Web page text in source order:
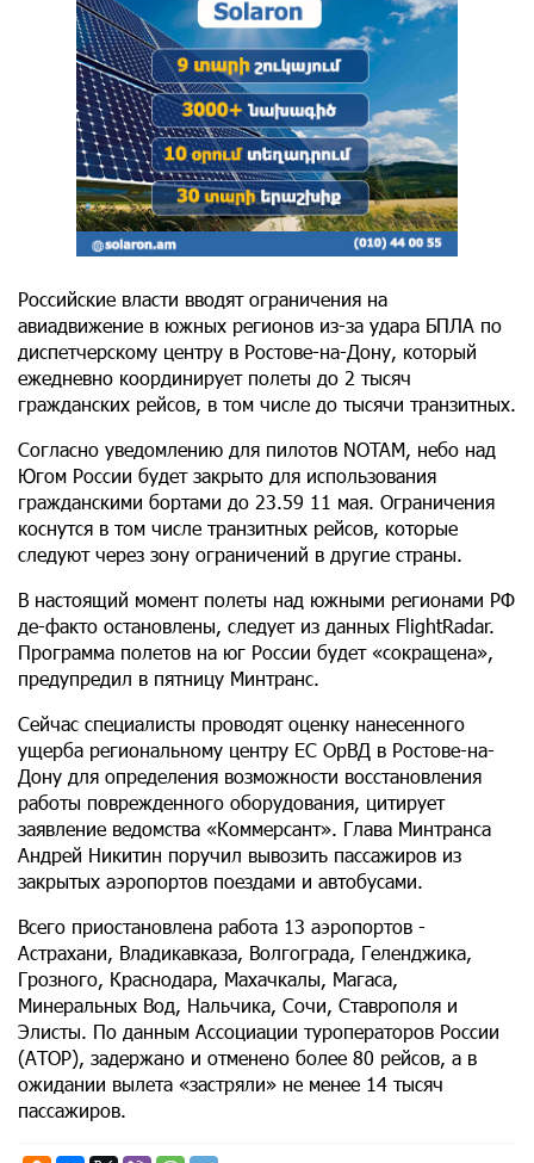
Российские власти вводят ограничения на
авиадвижение в южных регионов из-за удара БПЛА по
диспетчерскому центру в Ростове-на-Дону, который
ежедневно координирует полеты до 2 тысяч
гражданских рейсов, в том числе до тысячи транзитных.
Согласно уведомлению для пилотов NOTAM, небо над
Югом России будет закрыто для использования
гражданскими бортами до 23.59 11 мая. Ограничения
коснутся в том числе транзитных рейсов, которые
следуют через зону ограничений в другие страны.
В настоящий момент полеты над южными регионами РФ
де-факто остановлены, следует из данных FlightRadar.
Программа полетов на юг России будет «сокращена»,
предупредил в пятницу Минтранс.
Сейчас специалисты проводят оценку нанесенного
ущерба региональному центру ЕС ОрВД в Ростове-на-
Дону для определения возможности восстановления
работы поврежденного оборудования, цитирует
заявление ведомства «Коммерсант». Глава Минтранса
Андрей Никитин поручил вывозить пассажиров из
закрытых аэропортов поездами и автобусами.
Всего приостановлена работа 13 аэропортов -
Астрахани, Владикавказа, Волгограда, Геленджика,
Грозного, Краснодара, Махачкалы, Магаса,
Минеральных Вод, Нальчика, Сочи, Ставрополя и
Элисты. По данным Ассоциации туроператоров России
(АТОР), задержано и отменено более 80 рейсов, а в
ожидании вылета «застряли» не менее 14 тысяч
пассажиров.